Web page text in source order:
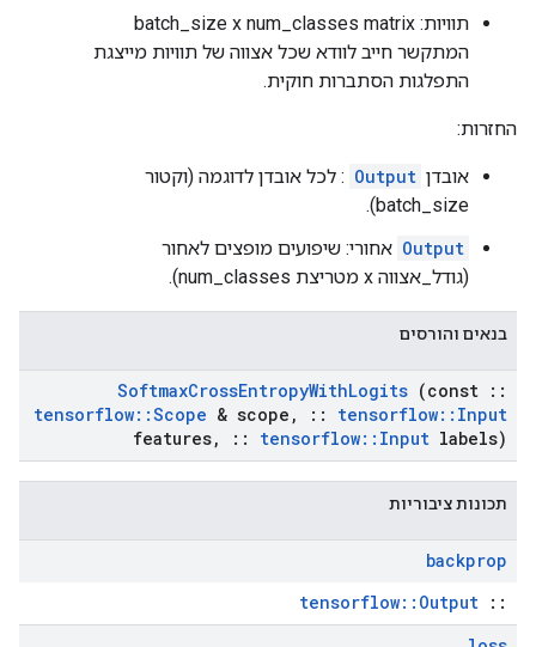
תוויות: batch_size x num_classes matrix
המתקשר חייב לוודא שכל אצווה של תוויות מייצגת
התפלגות הסתברות חוקית.
החזרות:
אובדן Output : לכל אובדן לדוגמה (וקטור
batch_size).
Output אחורי: שיפועים מופצים לאחור
(גודל_אצווה x מטריצת num_classes).
בנאים והורסים
SoftmaxCrossEntropyWithLogits (const ::
tensorflow::Scope & scope , :: tensorflow:: Input
features, :: tensorflow:: Input labels)
תכונות ציבוריות
backprop
::
tensorflow::Output